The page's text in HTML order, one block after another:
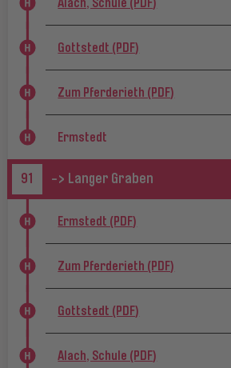
Gottstedt (PDF)
Zum Pferderieth (PDF)
Ermstedt
91 -> Langer Graben
Ermstedt (PDF)
Zum Pferderieth (PDF)
Gottstedt (PDF)
Alach, Schule (PDF)